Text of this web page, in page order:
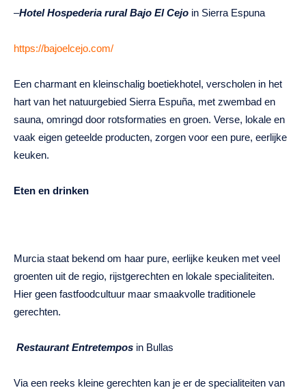
–Hotel Hospederia rural Bajo El Cejo in Sierra Espuna
https://bajoelcejo.com/
Een charmant en kleinschalig boetiekhotel, verscholen in het
hart van het natuurgebied Sierra Espuña, met zwembad en
sauna, omringd door rotsformaties en groen. Verse, lokale en
vaak eigen geteelde producten, zorgen voor een pure, eerlijke
keuken.
Eten en drinken
Murcia staat bekend om haar pure, eerlijke keuken met veel
groenten uit de regio, rijstgerechten en lokale specialiteiten.
Hier geen fastfoodcultuur maar smaakvolle traditionele
gerechten.
Restaurant Entretempos in Bullas
Via een reeks kleine gerechten kan je er de specialiteiten van